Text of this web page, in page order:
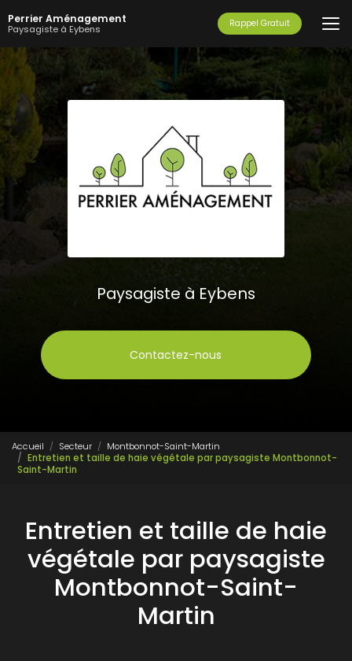
au
contenu
principal
Perrier Aménagement
Paysagiste à Eybens Rappel Gratuit
Paysagiste à Eybens
Contactez-nous
Accueil Secteur
Montbonnot-Saint-Martin
Entretien et taille de haie végétale par paysagiste Montbonnot-
Saint-Martin
Entretien et taille de haie
végétale par paysagiste
Montbonnot-Saint-
Martin